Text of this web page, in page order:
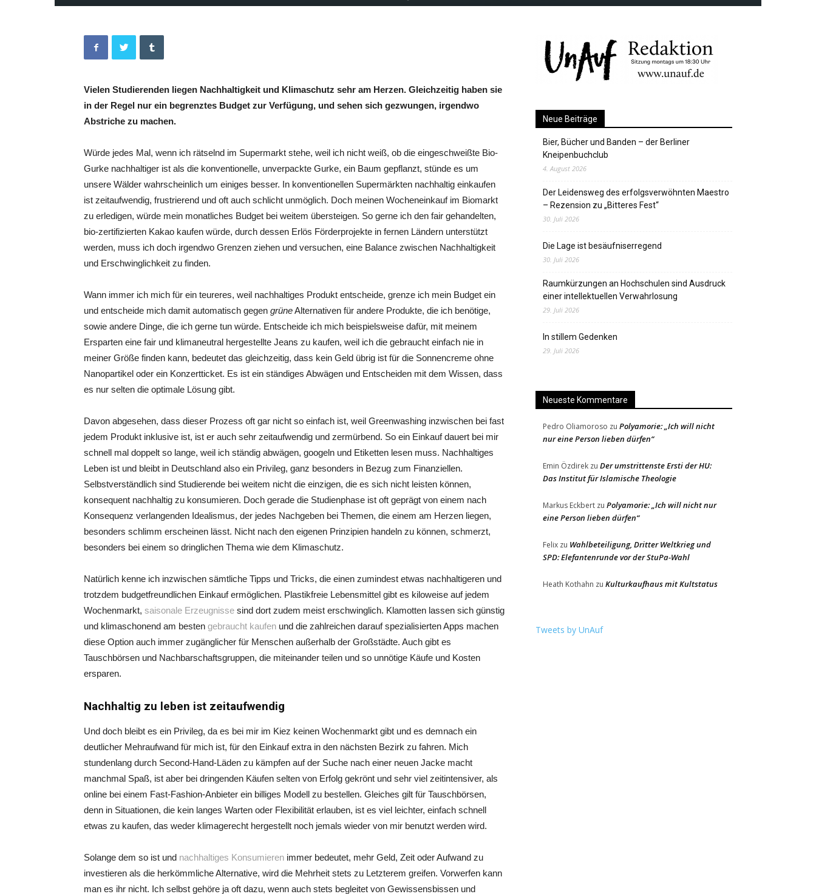
Vielen Studierenden liegen Nachhaltigkeit und Klimaschutz sehr am Herzen. Gleichzeitig haben sie
in der Regel nur ein begrenztes Budget zur Verfügung, und sehen sich gezwungen, irgendwo
Abstriche zu machen.
Würde jedes Mal, wenn ich rätselnd im Supermarkt stehe, weil ich nicht weiß, ob die eingeschweißte Bio-
Gurke nachhaltiger ist als die konventionelle, unverpackte Gurke, ein Baum gepflanzt, stünde es um
unsere Wälder wahrscheinlich um einiges besser. In konventionellen Supermärkten nachhaltig einkaufen
ist zeitaufwendig, frustrierend und oft auch schlicht unmöglich. Doch meinen Wocheneinkauf im Biomarkt
zu erledigen, würde mein monatliches Budget bei weitem übersteigen. So gerne ich den fair gehandelten,
bio-zertifizierten Kakao kaufen würde, durch dessen Erlös Förderprojekte in fernen Ländern unterstützt
werden, muss ich doch irgendwo Grenzen ziehen und versuchen, eine Balance zwischen Nachhaltigkeit
und Erschwinglichkeit zu finden.
Wann immer ich mich für ein teureres, weil nachhaltiges Produkt entscheide, grenze ich mein Budget ein
und entscheide mich damit automatisch gegen grüneAlternativen für andere Produkte, die ich benötige,
sowie andere Dinge, die ich gerne tun würde. Entscheide ich mich beispielsweise dafür, mit meinem
Ersparten eine fair und klimaneutral hergestellte Jeans zu kaufen, weil ich die gebraucht einfach nie in
meiner Größe finden kann, bedeutet das gleichzeitig, dass kein Geld übrig ist für die Sonnencreme ohne
Nanopartikel oder ein Konzertticket. Es ist ein ständiges Abwägen und Entscheiden mit dem Wissen, dass
es nur selten die optimale Lösung gibt.
Davon abgesehen, dass dieser Prozess oft gar nicht so einfach ist, weil Greenwashing inzwischen bei fast
jedem Produkt inklusive ist, ist er auch sehr zeitaufwendig und zermürbend. So ein Einkauf dauert bei mir
schnell mal doppelt so lange, weil ich ständig abwägen, googeln und Etiketten lesen muss. Nachhaltiges
Leben ist und bleibt in Deutschland also ein Privileg, ganz besonders in Bezug zum Finanziellen.
Selbstverständlich sind Studierende bei weitem nicht die einzigen, die es sich nicht leisten können,
konsequent nachhaltig zu konsumieren. Doch gerade die Studienphase ist oft geprägt von einem nach
Konsequenz verlangenden Idealismus, der jedes Nachgeben bei Themen, die einem am Herzen liegen,
besonders schlimm erscheinen lässt. Nicht nach den eigenen Prinzipien handeln zu können, schmerzt,
besonders bei einem so dringlichen Thema wie dem Klimaschutz.
Natürlich kenne ich inzwischen sämtliche Tipps und Tricks, die einen zumindest etwas nachhaltigeren und
trotzdem budgetfreundlichen Einkauf ermöglichen. Plastikfreie Lebensmittel gibt es kiloweise auf jedem
Wochenmarkt, saisonale Erzeugnisse sind dort zudem meist erschwinglich. Klamotten lassen sich günstig
und klimaschonend am besten gebraucht kaufen und die zahlreichen darauf spezialisierten Apps machen
diese Option auch immer zugänglicher für Menschen außerhalb der Großstädte. Auch gibt es
Tauschbörsen und Nachbarschaftsgruppen, die miteinander teilen und so unnötige Käufe und Kosten
ersparen.
Nachhaltig zu leben ist zeitaufwendig
Und doch bleibt es ein Privileg, da es bei mir im Kiez keinen Wochenmarkt gibt und es demnach ein
deutlicher Mehraufwand für mich ist, für den Einkauf extra in den nächsten Bezirk zu fahren. Mich
stundenlang durch Second-Hand-Läden zu kämpfen auf der Suche nach einer neuen Jacke macht
manchmal Spaß, ist aber bei dringenden Käufen selten von Erfolg gekrönt und sehr viel zeitintensiver, als
online bei einem Fast-Fashion-Anbieter ein billiges Modell zu bestellen. Gleiches gilt für Tauschbörsen,
denn in Situationen, die kein langes Warten oder Flexibilität erlauben, ist es viel leichter, einfach schnell
etwas zu kaufen, das weder klimagerecht hergestellt noch jemals wieder von mir benutzt werden wird.
Solange dem so ist und nachhaltiges Konsumieren immer bedeutet, mehr Geld, Zeit oder Aufwand zu
investieren als die herkömmliche Alternative, wird die Mehrheit stets zu Letzterem greifen. Vorwerfen kann
man es ihr nicht. Ich selbst gehöre ja oft dazu, wenn auch stets begleitet von Gewissensbissen und
Neue Beiträge
Bier, Bücher und Banden – der Berliner
Kneipenbuchclub
4. August 2026
Der Leidensweg des erfolgsverwöhnten Maestro
– Rezension zu „Bitteres Fest“
30. Juli 2026
Die Lage ist besäufniserregend
30. Juli 2026
Raumkürzungen an Hochschulen sind Ausdruck
einer intellektuellen Verwahrlosung
29. Juli 2026
In stillem Gedenken
29. Juli 2026
Neueste Kommentare
Pedro Oliamoroso zu Polyamorie: „Ich will nicht
nur eine Person lieben dürfen“
Emin Özdirek zu Der umstrittenste Ersti der HU:
Das Institut für Islamische Theologie
Markus Eckbert zu Polyamorie: „Ich will nicht nur
eine Person lieben dürfen“
Felix zu Wahlbeteiligung, Dritter Weltkrieg und
SPD: Elefantenrunde vor der StuPa-Wahl
Heath Kothahn zu Kulturkaufhaus mit Kultstatus
Tweets by UnAuf